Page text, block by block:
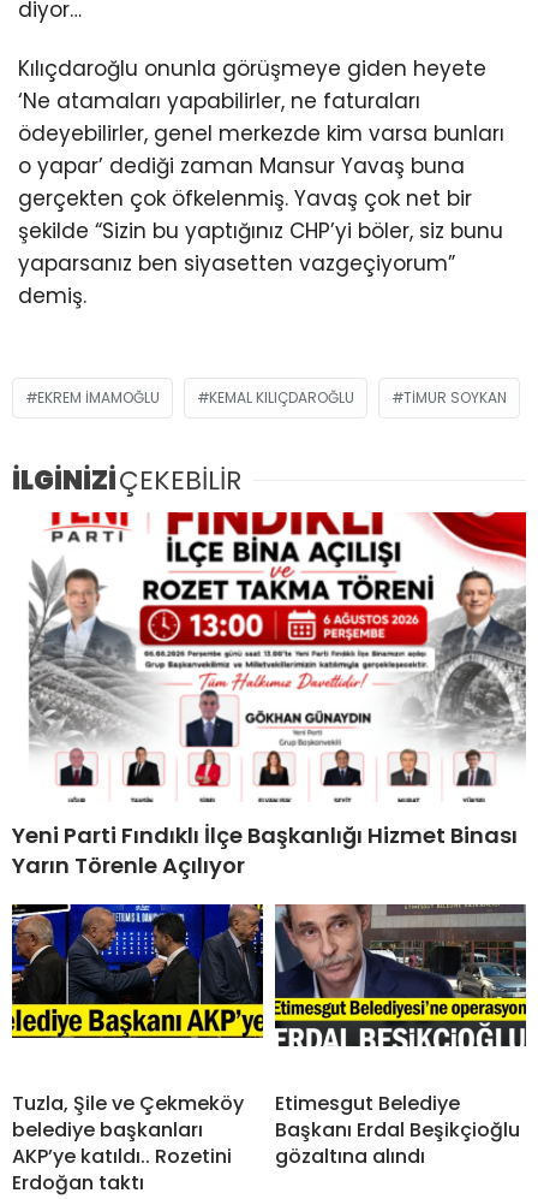
diyor…
Kılıçdaroğlu onunla görüşmeye giden heyete
‘Ne atamaları yapabilirler, ne faturaları
ödeyebilirler, genel merkezde kim varsa bunları
o yapar’ dediği zaman Mansur Yavaş buna
gerçekten çok öfkelenmiş. Yavaş çok net bir
şekilde “Sizin bu yaptığınız CHP’yi böler, siz bunu
yaparsanız ben siyasetten vazgeçiyorum”
demiş.
EKREM IMAMOĞLU KEMAL KILIÇDAROĞLU TIMUR SOYKAN
İLGİNİZİÇEKEBİLİR
Yeni Parti Fındıklı İlçe Başkanlığı Hizmet Binası
Yarın Törenle Açılıyor
Tuzla, Şile ve Çekmeköy
belediye başkanları
AKP’ye katıldı.. Rozetini
Erdoğan taktı
Etimesgut Belediye
Başkanı Erdal Beşikçioğlu
gözaltına alındı